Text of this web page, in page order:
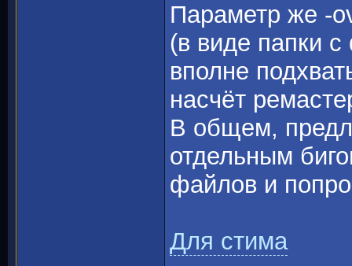
Параметр же -
(в виде папки
вполне
насчёт
В общем,
отдельным
файлов и
Для стима